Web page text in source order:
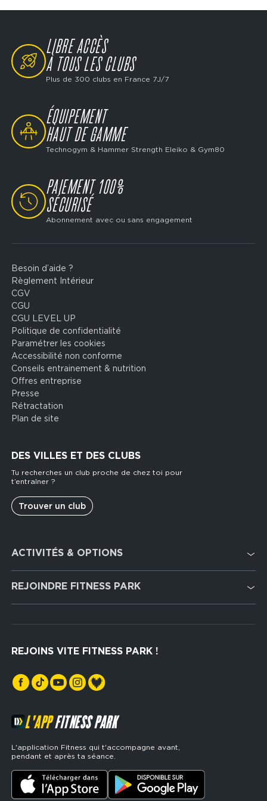
SVG
LIBRE ACCÈS
À TOUS LES CLUBS
Plus de 300 clubs en France 7J/7
SVG
ÉQUIPEMENT
HAUT DE GAMME
Technogym & Hammer Strength Eleiko & Gym80
SVG
PAIEMENT 100%
SÉCURISÉ
Abonnement avec ou sans engagement
Footer
legal
Besoin d’aide ?
Règlement Intérieur
CGV
CGU
CGU LEVEL UP
Politique de confidentialité
Paramétrer les cookies
Accessibilité non conforme
Conseils entrainement & nutrition
Offres entreprise
Presse
Rétractation
Plan de site
DES VILLES ET DES CLUBS
Tu recherches un club proche de chez toi pour
t’entraîner ?
Trouver un club
services
ACTIVITÉS & OPTIONS
Cardio Training
Musculation
Hyrox Zone
Cross Training
REJOINDRE FITNESS PARK
REJOINS VITE FITNESS PARK !
L'APPFITNESS PARK
L'application Fitness qui t'accompagne avant,
pendant et après ta séance.